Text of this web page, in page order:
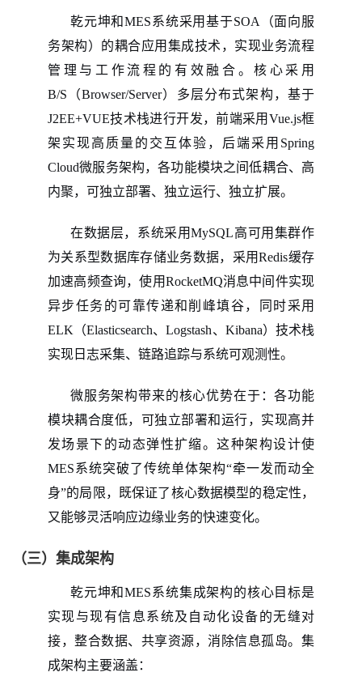
乾元坤和MES系统采用基于SOA（面向服
务架构）的耦合应用集成技术，实现业务流程
管理与工作流程的有效融合。核心采用
B/S（Browser/Server）多层分布式架构，基于
J2EE+VUE技术栈进行开发，前端采用Vue.js框
架实现高质量的交互体验，后端采用Spring
Cloud微服务架构，各功能模块之间低耦合、高
内聚，可独立部署、独立运行、独立扩展。
在数据层，系统采用MySQL高可用集群作
为关系型数据库存储业务数据，采用Redis缓存
加速高频查询，使用RocketMQ消息中间件实现
异步任务的可靠传递和削峰填谷，同时采用
ELK（Elasticsearch、Logstash、Kibana）技术栈
实现日志采集、链路追踪与系统可观测性。
微服务架构带来的核心优势在于：各功能
模块耦合度低，可独立部署和运行，实现高并
发场景下的动态弹性扩缩。这种架构设计使
MES系统突破了传统单体架构“牵一发而动全
身”的局限，既保证了核心数据模型的稳定性，
又能够灵活响应边缘业务的快速变化。
（三）集成架构
乾元坤和MES系统集成架构的核心目标是
实现与现有信息系统及自动化设备的无缝对
接，整合数据、共享资源，消除信息孤岛。集
成架构主要涵盖：